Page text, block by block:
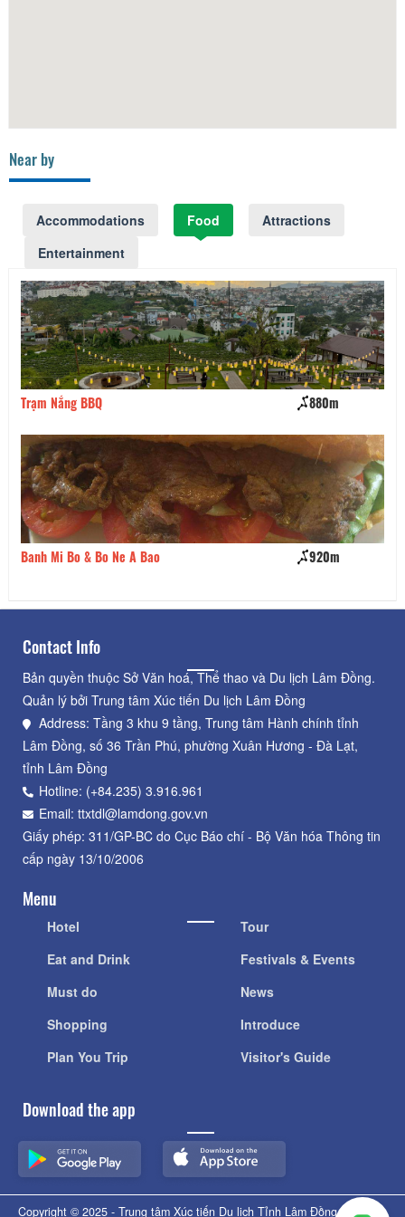
Near by
Accommodations Food
Attractions
Entertainment
880m
920m An Sơn Hồ
Contact Info
Bản quyền thuộc Sở Văn hoá, Thể thao và Du lịch Lâm Đồng.
Quản lý bởi Trung tâm Xúc tiến Du lịch Lâm Đồng
Address: Tầng 3 khu 9 tầng, Trung tâm Hành chính tỉnh
Lâm Đồng, số 36 Trần Phú, phường Xuân Hương - Đà Lạt,
tỉnh Lâm Đồng
Hotline: (+84.235) 3.916.961
Email: ttxtdl@lamdong.gov.vn
Giấy phép: 311/GP-BC do Cục Báo chí - Bộ Văn hóa Thông tin
cấp ngày 13/10/2006
Menu
Hotel
Eat and Drink
Must do
Shopping
Plan You Trip
Tour
Festivals & Events
News
Introduce
Visitor's Guide
Download the app
Copyright © 2025 - Trung tâm Xúc tiến Du lịch Tỉnh Lâm Đồng